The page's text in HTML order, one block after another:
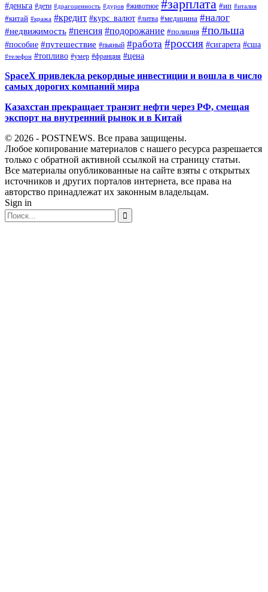
#деньга #дети #драгоценность #дуров #животное #зарплата #ип #италия
#китай #кража #кредит #курс_валют #литва #медицина #налог
#недвижимость #пенсия #подорожание #полиция #польша
#пособие #путешествие #пьяный #работа #россия #сигарета #сша
#телефон #топливо #умер #франция #цена
SpaceX привлекла рекордные инвестиции и вошла в число
самых дорогих компаний мира
Казахстан прекращает транзит нефти через РФ, смещая
экспорт на внутренний рынок и в Китай
© 2026 - POSTNEWS. Все права защищены.
Любое копирование материалов с нашего ресурса разрешается
только с обратной активной ссылкой на страницу статьи.
Все материалы опубликованные на сайте взяты с открытых
источников и других порталов интернета, все права на
авторство принадлежат их законным владельцам.
Sign in